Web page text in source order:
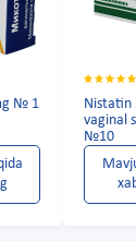
№ 1
Nistatin
vaginal
№10